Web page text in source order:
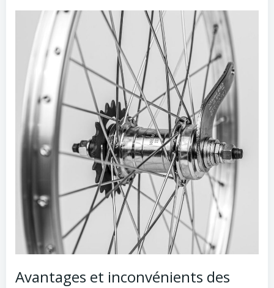
Avantages et inconvénients des